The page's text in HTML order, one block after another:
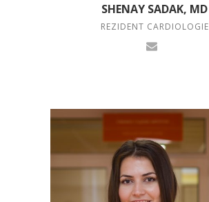
SHENAY SADAK, MD
REZIDENT CARDIOLOGIE